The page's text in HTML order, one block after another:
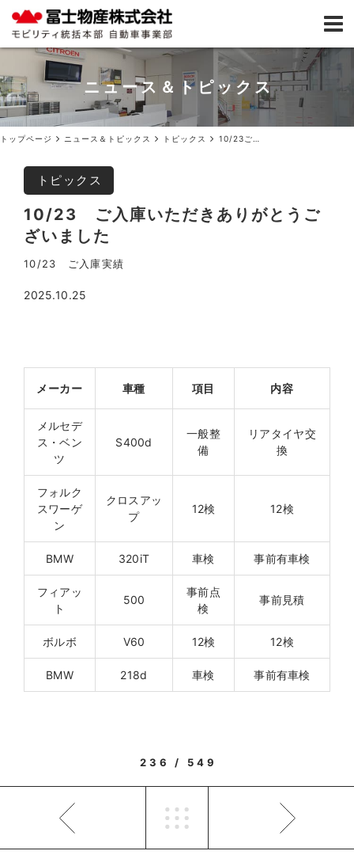
ニュース＆トピックス
トップページ ニュース＆トピックス トピックス
トピックス
10/23 ご入庫いただきありがとうご
ざいました
10/23 ご入庫実績
2025.10.25
メーカー 車種 項目 内容
メルセデ
ス・ベン
ツ
S400d
一般整
備
リアタイヤ交
換
フォルク
スワーゲ
ン
クロスアッ
プ
12検 12検
BMW 320iT 車検 事前有車検
フィアッ
ト
500
事前点
検
事前見積
ボルボ V60 12検 12検
BMW 218d 車検 事前有車検
236 / 549